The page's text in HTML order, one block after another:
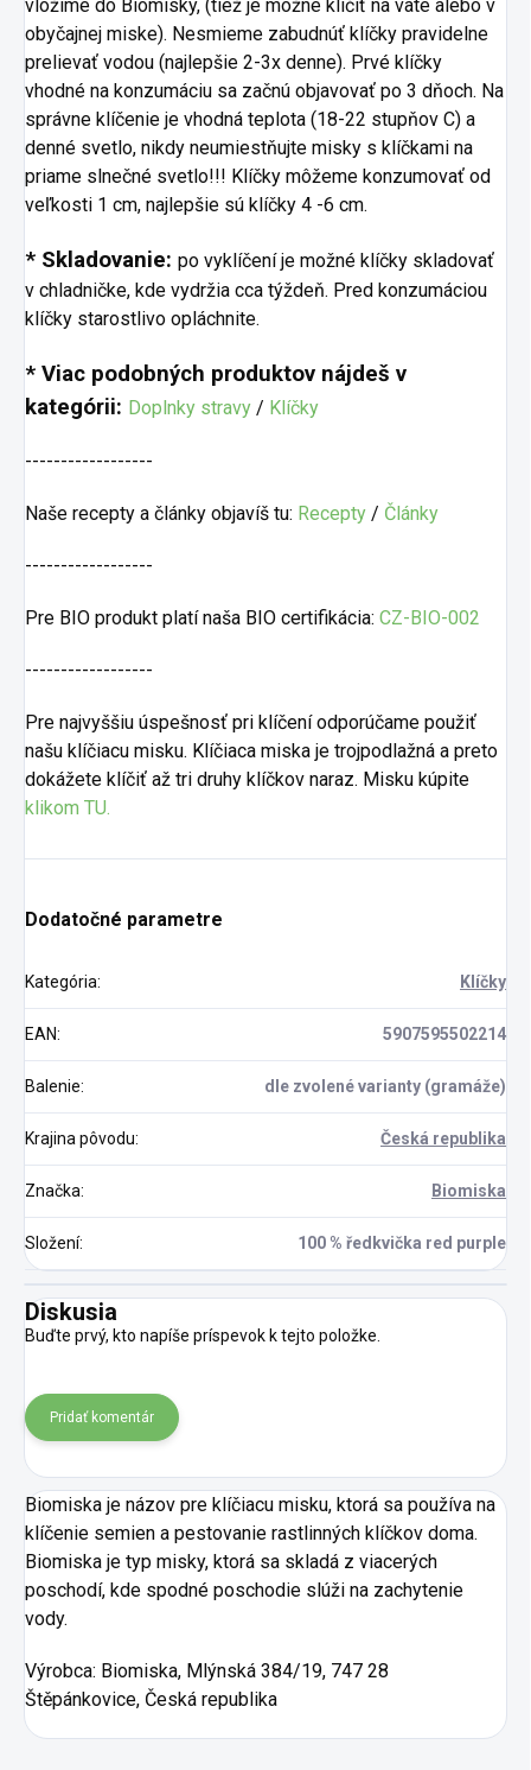
vložíme do Biomisky, (tiež je možné klíčiť na vate alebo v
obyčajnej miske). Nesmieme zabudnúť klíčky pravidelne
prelievať vodou (najlepšie 2-3x denne). Prvé klíčky
vhodné na konzumáciu sa začnú objavovať po 3 dňoch. Na
správne klíčenie je vhodná teplota (18-22 stupňov C) a
denné svetlo, nikdy neumiestňujte misky s klíčkami na
priame slnečné svetlo!!! Klíčky môžeme konzumovať od
veľkosti 1 cm, najlepšie sú klíčky 4 -6 cm.
* Skladovanie: po vyklíčení je možné klíčky skladovať
v chladničke, kde vydržia cca týždeň. Pred konzumáciou
klíčky starostlivo opláchnite.
* Viac podobných produktov nájdeš v
kategórii: Doplnky stravy / Klíčky
------------------
Naše recepty a články objavíš tu: Recepty / Články
------------------
Pre BIO produkt platí naša BIO certifikácia: CZ-BIO-002
------------------
Pre najvyššiu úspešnosť pri klíčení odporúčame použiť
našu klíčiacu misku. Klíčiaca miska je trojpodlažná a preto
dokážete klíčiť až tri druhy klíčkov naraz. Misku kúpite
klikom TU.
Dodatočné parametre
Kategória: Klíčky
EAN: 5907595502214
Balenie: dle zvolené varianty (gramáže)
Krajina pôvodu: Česká republika
Značka: Biomiska
Složení: 100 % ředkvička red purple
Diskusia
Buďte prvý, kto napíše príspevok k tejto položke.
Pridať komentár
Biomiska je názov pre klíčiacu misku, ktorá sa používa na
klíčenie semien a pestovanie rastlinných klíčkov doma.
Biomiska je typ misky, ktorá sa skladá z viacerých
poschodí, kde spodné poschodie slúži na zachytenie
vody.
Výrobca: Biomiska, Mlýnská 384/19, 747 28
Štěpánkovice, Česká republika